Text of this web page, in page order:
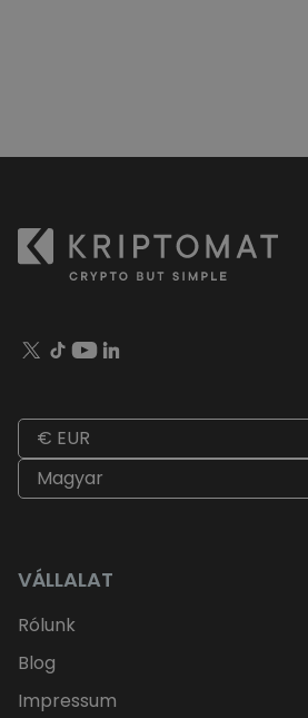
€ EUR
Magyar
VÁLLALAT
Rólunk
Blog
Impressum